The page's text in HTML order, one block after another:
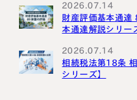
2026.07.14
財産評価基本通達
本通達解説シリー
2026.07.14
相続税法第18条
シリーズ】